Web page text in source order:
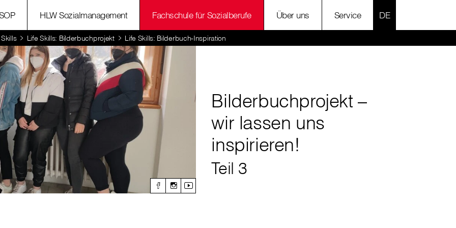
HLW Sozialmanagement Fachschule für Sozialberufe Über uns Service SPRACHE
Life Skills: Bilderbuchprojekt Life Skills: Bilderbuch-Inspiration
Bilderbuchprojekt –
wir lassen uns
inspirieren!
Teil 3